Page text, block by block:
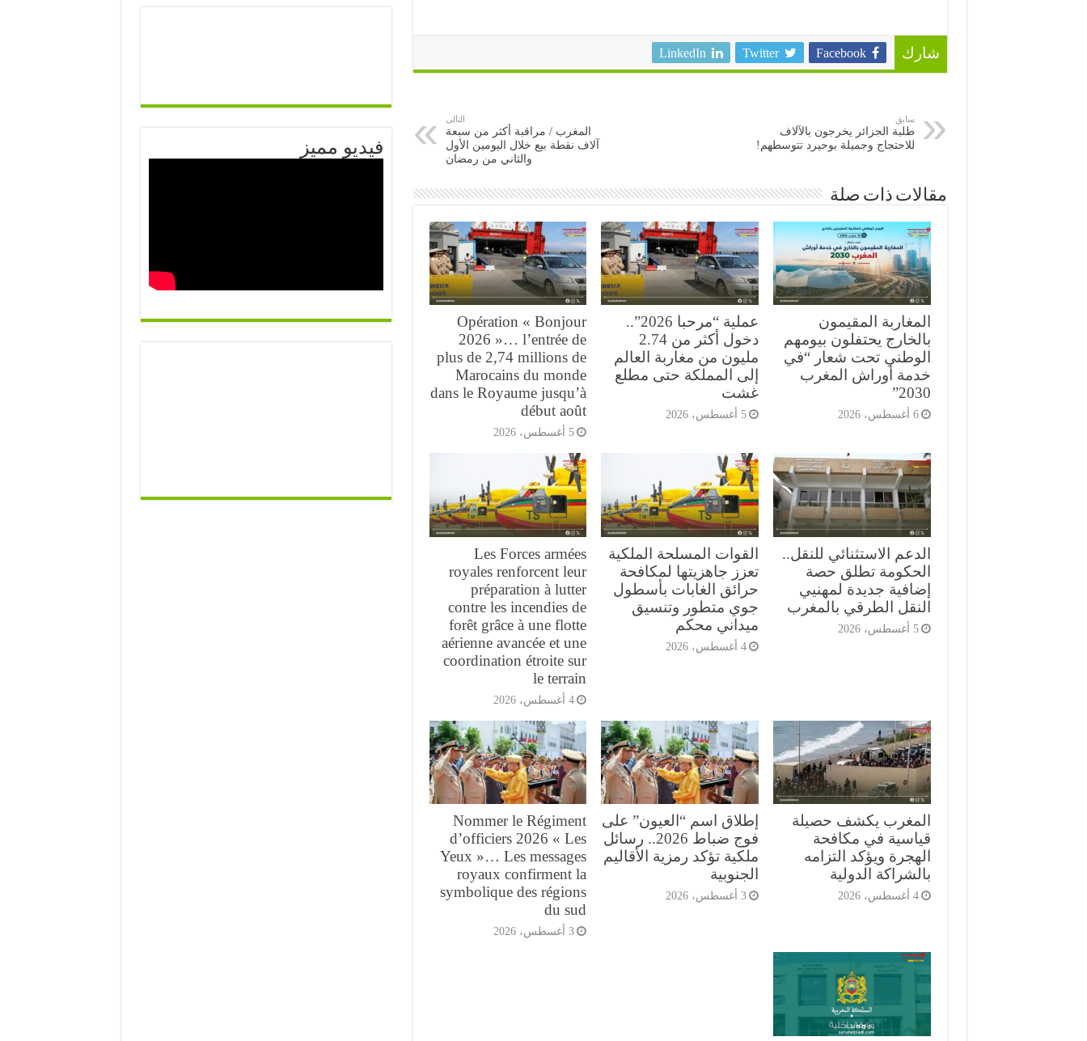
شارك Facebook
Twitter
LinkedIn
سابق
طلبة الجزائر يخرجون بالآلاف
للاحتجاج وجميلة بوحيرد تتوسطهم!
التالى
المغرب / مراقبة أكثر من سبعة
آلاف نقطة بيع خلال اليومين الأول
والثاني من رمضان
مقالات ذات صلة
المغاربة المقيمون
بالخارج يحتفلون بيومهم
الوطني تحت شعار “في
خدمة أوراش المغرب
2030”
6 أغسطس، 2026
عملية “مرحبا 2026”..
دخول أكثر من 2.74
مليون من مغاربة العالم
إلى المملكة حتى مطلع
غشت
5 أغسطس، 2026
Opération « Bonjour
2026 »… l’entrée de
plus de 2,74 millions de
Marocains du monde
dans le Royaume jusqu’à
début août
5 أغسطس، 2026
الدعم الاستثنائي للنقل..
الحكومة تطلق حصة
إضافية جديدة لمهنيي
النقل الطرقي بالمغرب
5 أغسطس، 2026
القوات المسلحة الملكية
تعزز جاهزيتها لمكافحة
حرائق الغابات بأسطول
جوي متطور وتنسيق
ميداني محكم
4 أغسطس، 2026
Les Forces armées
royales renforcent leur
préparation à lutter
contre les incendies de
forêt grâce à une flotte
aérienne avancée et une
coordination étroite sur
le terrain
4 أغسطس، 2026
المغرب يكشف حصيلة
قياسية في مكافحة
الهجرة ويؤكد التزامه
بالشراكة الدولية
4 أغسطس، 2026
إطلاق اسم “العيون” على
فوج ضباط 2026.. رسائل
ملكية تؤكد رمزية الأقاليم
الجنوبية
3 أغسطس، 2026
Nommer le Régiment
d’officiers 2026 « Les
Yeux »… Les messages
royaux confirment la
symbolique des régions
du sud
3 أغسطس، 2026
فيديو مميز